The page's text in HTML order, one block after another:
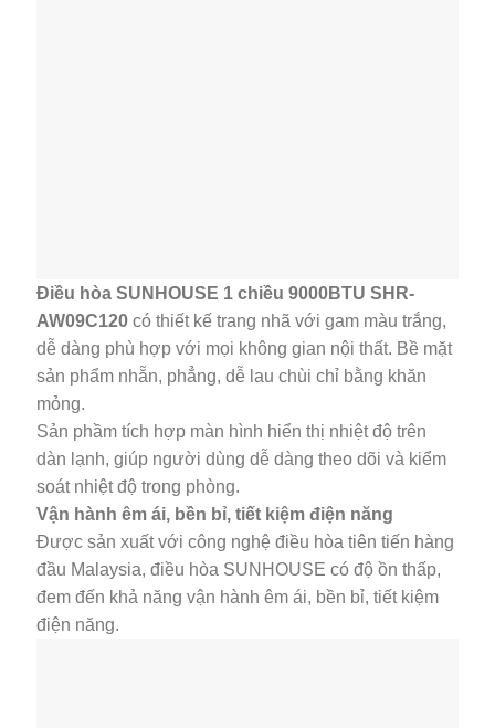
Điều hòa SUNHOUSE 1 chiều 9000BTU SHR-
AW09C120 có thiết kế trang nhã với gam màu trắng,
dễ dàng phù hợp với mọi không gian nội thất. Bề mặt
sản phẩm nhẵn, phẳng, dễ lau chùi chỉ bằng khăn
mỏng.
Sản phầm tích hợp màn hình hiển thị nhiệt độ trên
dàn lạnh, giúp người dùng dễ dàng theo dõi và kiểm
soát nhiệt độ trong phòng.
Vận hành êm ái, bền bỉ, tiết kiệm điện năng
Được sản xuất với công nghệ điều hòa tiên tiến hàng
đầu Malaysia, điều hòa SUNHOUSE có độ ồn thấp,
đem đến khả năng vận hành êm ái, bền bỉ, tiết kiệm
điện năng.